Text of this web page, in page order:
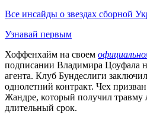
Все инсайды о звездах сборной
Узнавай первым
Хоффенхайм на своем
подписании Владимира Цоуфала
агента. Клуб Бундеслиги
однолетний контракт. Чех
Жандре, который получил
длительный срок.